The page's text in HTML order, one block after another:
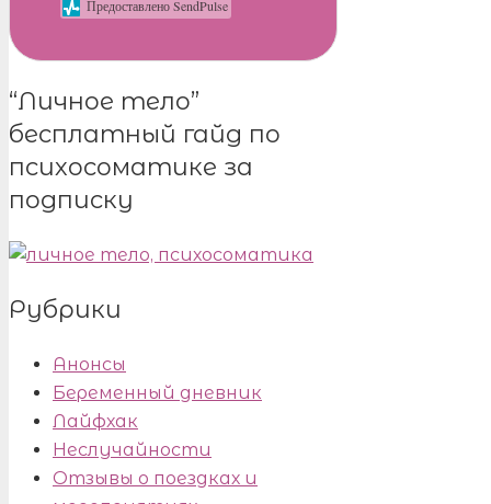
Предоставлено SendPulse
“Личное тело”
бесплатный гайд по
психосоматике за
подписку
Рубрики
Анонсы
Беременный дневник
Лайфхак
Неслучайности
Отзывы о поездках и